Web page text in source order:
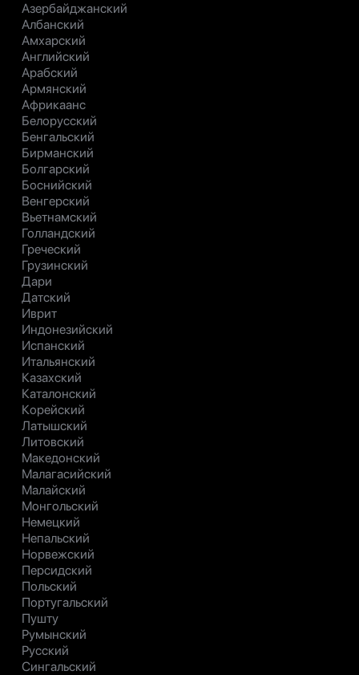
Азербайджанский
Албанский
Амхарский
Английский
Арабский
Армянский
Африкаанс
Белорусский
Бенгальский
Бирманский
Болгарский
Боснийский
Венгерский
Вьетнамский
Голландский
Греческий
Грузинский
Дари
Датский
Иврит
Индонезийский
Испанский
Итальянский
Казахский
Каталонский
Корейский
Латышский
Литовский
Македонский
Малагасийский
Малайский
Монгольский
Немецкий
Непальский
Норвежский
Персидский
Польский
Португальский
Пушту
Румынский
Русский
Сингальский